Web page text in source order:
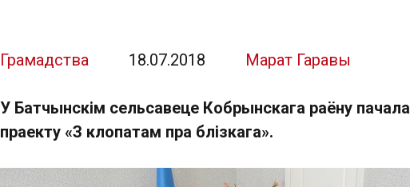
Грамадства 18.07.2018 Марат Гаравы
У Батчынскім сельсавеце Кобрынскага раёну
праекту «З клопатам пра блізкага».